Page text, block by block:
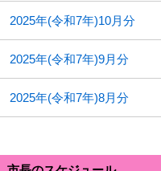
2025年(令和7年)10月分
2025年(令和7年)9月分
2025年(令和7年)8月分